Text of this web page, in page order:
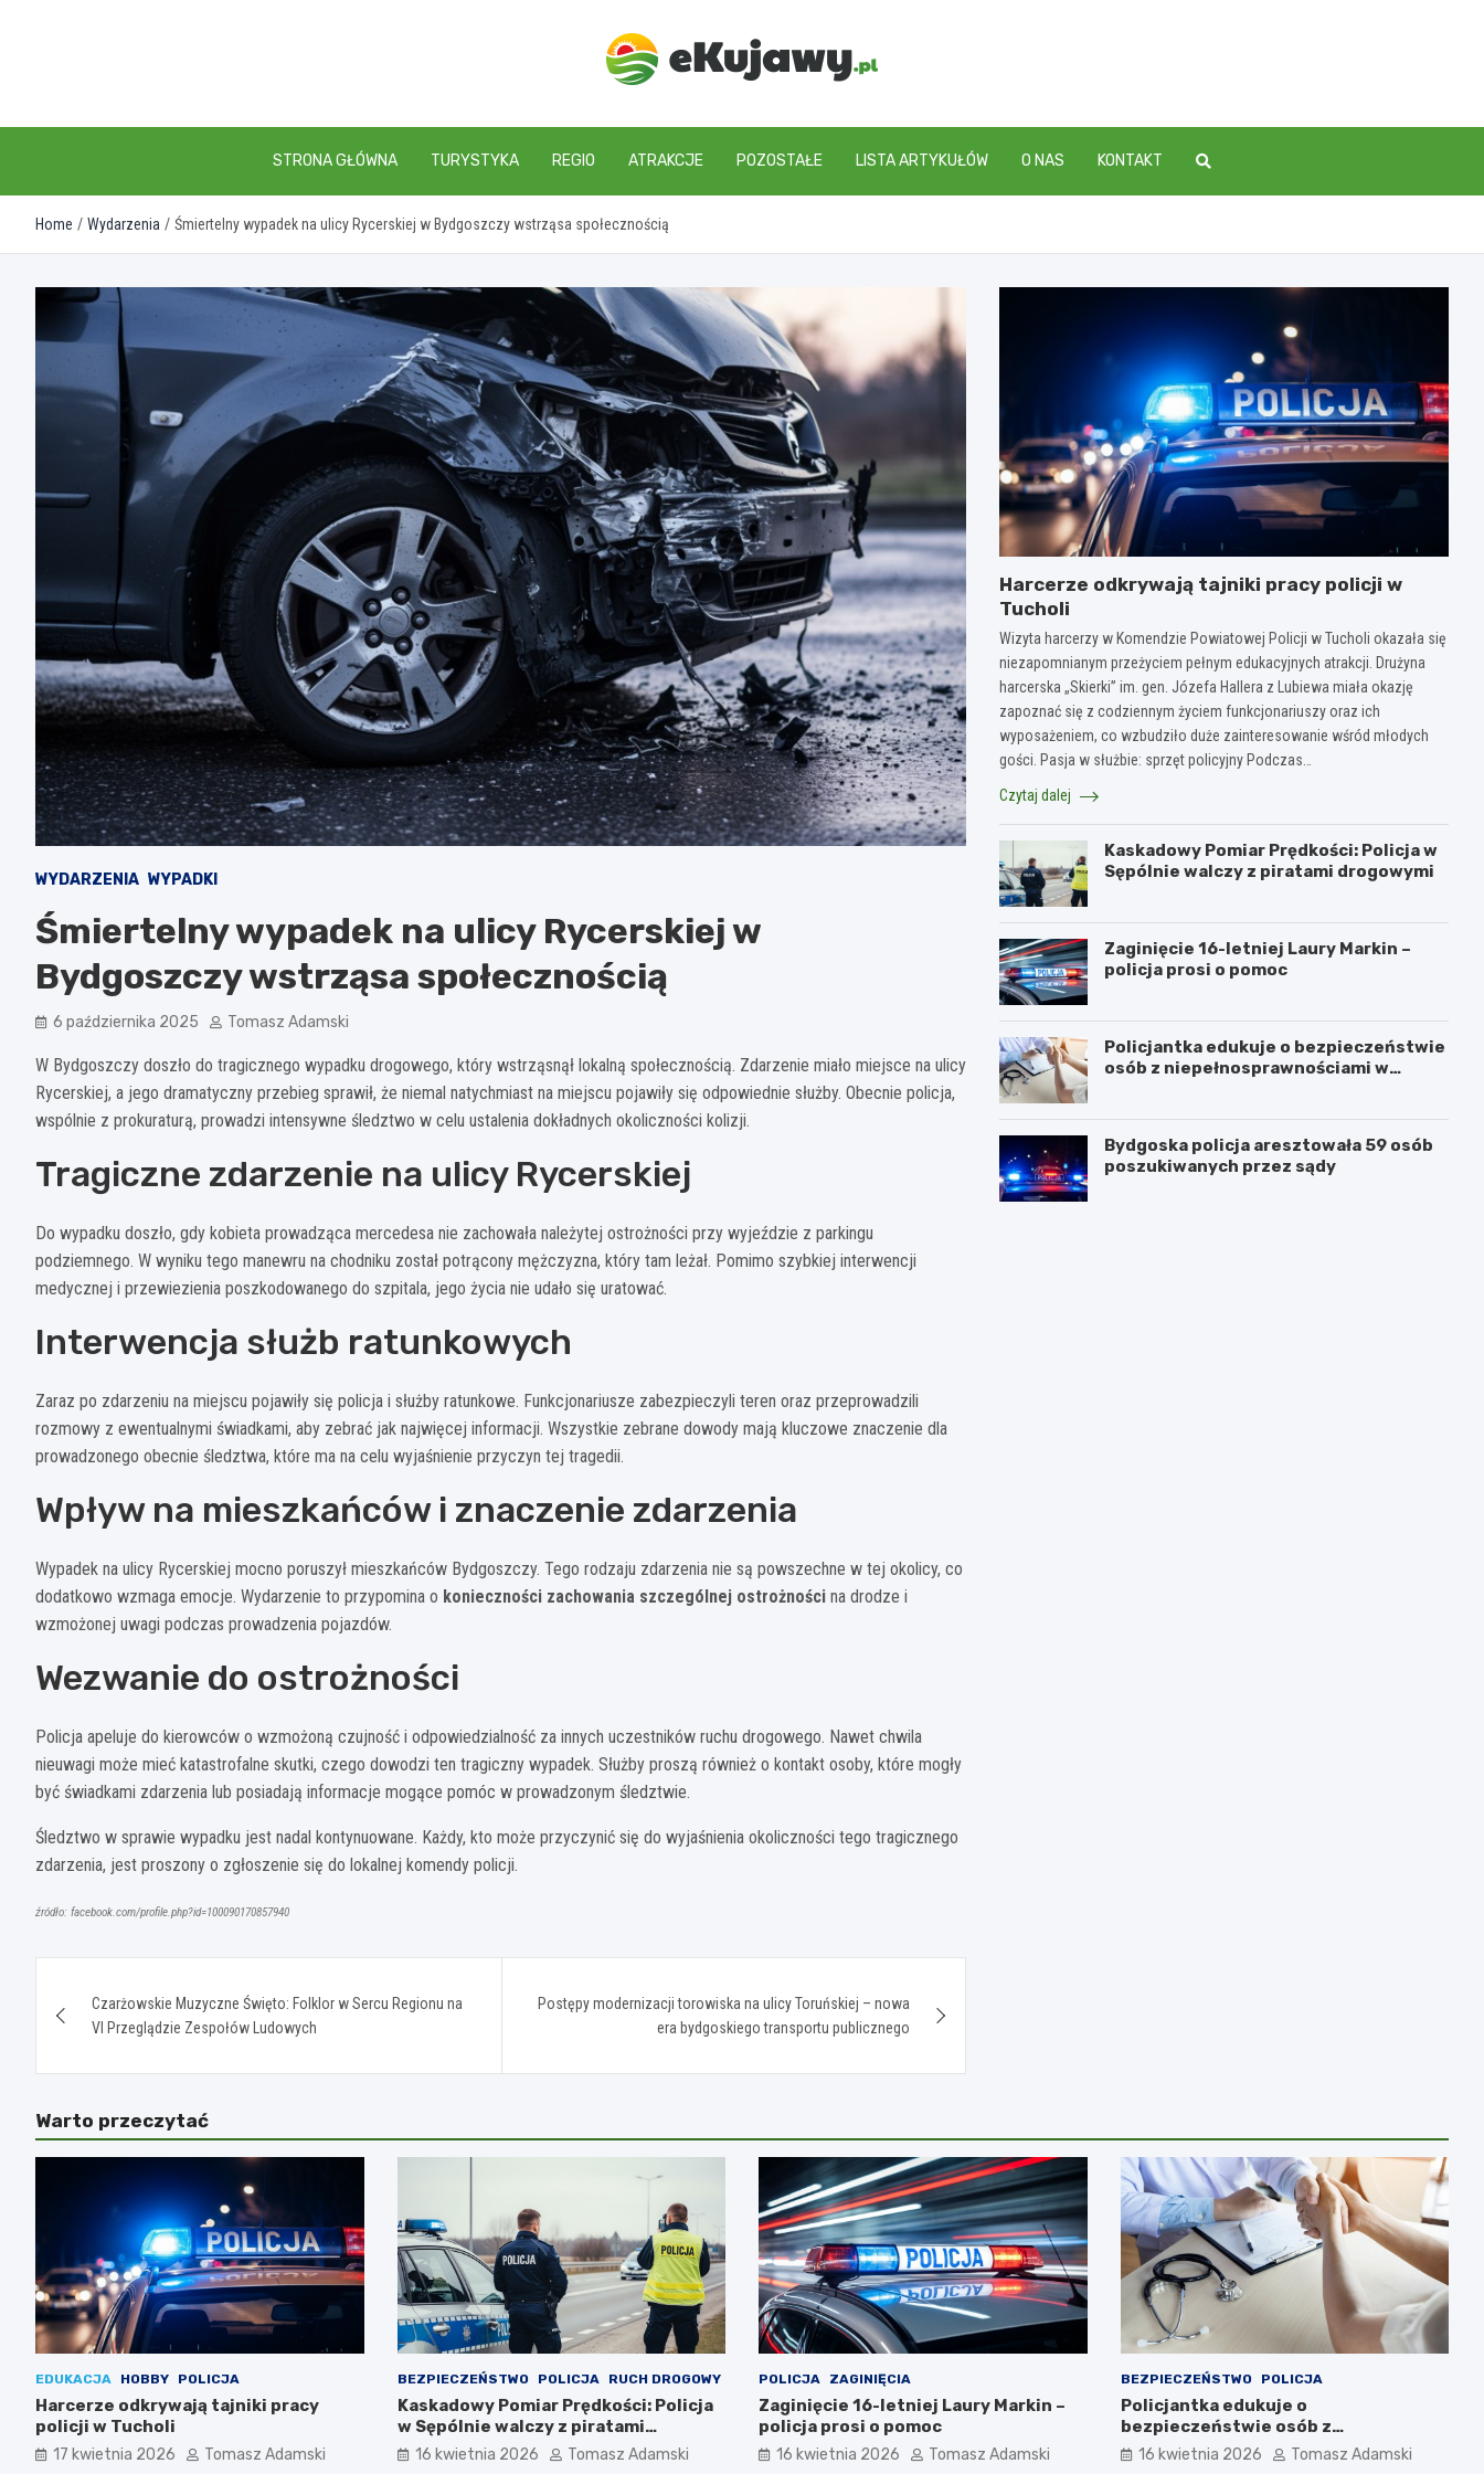
ekujawy.pl
STRONA GŁÓWNA TURYSTYKA REGIO ATRAKCJE POZOSTAŁE LISTA ARTYKUŁÓW O NAS KONTAKT
Home Wydarzenia Śmiertelny wypadek na ulicy Rycerskiej w Bydgoszczy wstrząsa społecznością
WYDARZENIA WYPADKI
Śmiertelny wypadek na ulicy Rycerskiej w
Bydgoszczy wstrząsa społecznością
6 października 2025 Tomasz Adamski
W Bydgoszczy doszło do tragicznego wypadku drogowego, który wstrząsnął lokalną społecznością. Zdarzenie miało miejsce na ulicy
Rycerskiej, a jego dramatyczny przebieg sprawił, że niemal natychmiast na miejscu pojawiły się odpowiednie służby. Obecnie policja,
wspólnie z prokuraturą, prowadzi intensywne śledztwo w celu ustalenia dokładnych okoliczności kolizji.
Tragiczne zdarzenie na ulicy Rycerskiej
Do wypadku doszło, gdy kobieta prowadząca mercedesa nie zachowała należytej ostrożności przy wyjeździe z parkingu
podziemnego. W wyniku tego manewru na chodniku został potrącony mężczyzna, który tam leżał. Pomimo szybkiej interwencji
medycznej i przewiezienia poszkodowanego do szpitala, jego życia nie udało się uratować.
Interwencja służb ratunkowych
Zaraz po zdarzeniu na miejscu pojawiły się policja i służby ratunkowe. Funkcjonariusze zabezpieczyli teren oraz przeprowadzili
rozmowy z ewentualnymi świadkami, aby zebrać jak najwięcej informacji. Wszystkie zebrane dowody mają kluczowe znaczenie dla
prowadzonego obecnie śledztwa, które ma na celu wyjaśnienie przyczyn tej tragedii.
Wpływ na mieszkańców i znaczenie zdarzenia
Wypadek na ulicy Rycerskiej mocno poruszył mieszkańców Bydgoszczy. Tego rodzaju zdarzenia nie są powszechne w tej okolicy, co
dodatkowo wzmaga emocje. Wydarzenie to przypomina o konieczności zachowania szczególnej ostrożności na drodze i
wzmożonej uwagi podczas prowadzenia pojazdów.
Wezwanie do ostrożności
Policja apeluje do kierowców o wzmożoną czujność i odpowiedzialność za innych uczestników ruchu drogowego. Nawet chwila
nieuwagi może mieć katastrofalne skutki, czego dowodzi ten tragiczny wypadek. Służby proszą również o kontakt osoby, które mogły
być świadkami zdarzenia lub posiadają informacje mogące pomóc w prowadzonym śledztwie.
Śledztwo w sprawie wypadku jest nadal kontynuowane. Każdy, kto może przyczynić się do wyjaśnienia okoliczności tego tragicznego
zdarzenia, jest proszony o zgłoszenie się do lokalnej komendy policji.
źródło: facebook.com/profile.php?id=100090170857940
wpisu
Czarżowskie Muzyczne Święto: Folklor w Sercu Regionu na
VI Przeglądzie Zespołów Ludowych
Postępy modernizacji torowiska na ulicy Toruńskiej – nowa
era bydgoskiego transportu publicznego
Harcerze odkrywają tajniki pracy policji w
Tucholi
Wizyta harcerzy w Komendzie Powiatowej Policji w Tucholi okazała się
niezapomnianym przeżyciem pełnym edukacyjnych atrakcji. Drużyna
harcerska „Skierki” im. gen. Józefa Hallera z Lubiewa miała okazję
zapoznać się z codziennym życiem funkcjonariuszy oraz ich
wyposażeniem, co wzbudziło duże zainteresowanie wśród młodych
gości. Pasja w służbie: sprzęt policyjny Podczas…
Czytaj dalej
Kaskadowy Pomiar Prędkości: Policja w
Sępólnie walczy z piratami drogowymi
Zaginięcie 16-letniej Laury Markin –
policja prosi o pomoc
Policjantka edukuje o bezpieczeństwie
osób z niepełnosprawnościami w
Bydgoska policja aresztowała 59 osób
poszukiwanych przez sądy
Warto przeczytać
EDUKACJA HOBBY POLICJA
Harcerze odkrywają tajniki pracy
policji w Tucholi
17 kwietnia 2026 Tomasz Adamski
BEZPIECZEŃSTWO POLICJA RUCH DROGOWY
Kaskadowy Pomiar Prędkości: Policja
w Sępólnie walczy z piratami
drogowymi
16 kwietnia 2026 Tomasz Adamski
POLICJA ZAGINIĘCIA
Zaginięcie 16-letniej Laury Markin –
policja prosi o pomoc
16 kwietnia 2026 Tomasz Adamski
BEZPIECZEŃSTWO POLICJA
Policjantka edukuje o
bezpieczeństwie osób z
niepełnosprawnościami w Golubiu-
16 kwietnia 2026 Tomasz Adamski